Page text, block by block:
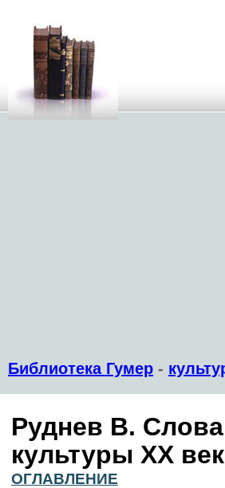
Библиотека Гумер -
Руднев В.
культуры XX
ОГЛАВЛЕНИЕ